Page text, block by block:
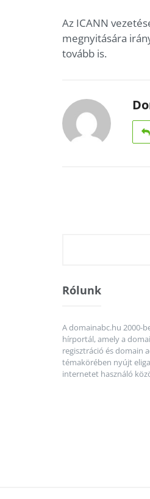
Az ICANN
megnyitására
tovább is.
Rólunk
A domainabc.hu 2000-
hírportál, amely a
regisztráció és domain
témakörében nyújt
internetet használó